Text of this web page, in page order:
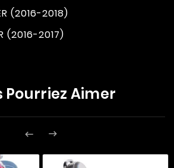
(2016-2018)
(2016-2017)
Pourriez Aimer
 